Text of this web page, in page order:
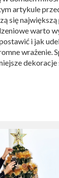
artykule
się
warto
i jak
wrażenie.
dekoracje